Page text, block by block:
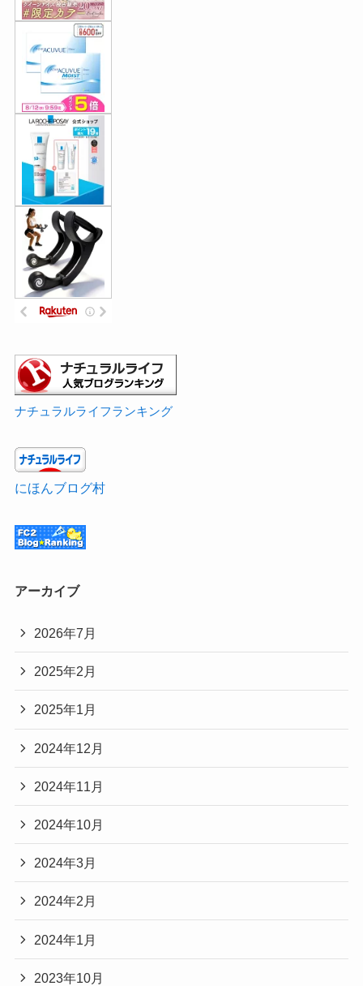
ナチュラルライフランキング
にほんブログ村
アーカイブ
2026年7月
2025年2月
2025年1月
2024年12月
2024年11月
2024年10月
2024年3月
2024年2月
2024年1月
2023年10月